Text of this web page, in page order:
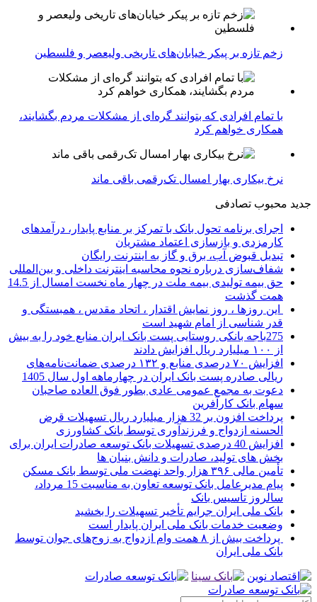
زخم تازه بر پیکر خیابان‌های تاریخی ولیعصر و فلسطین
با تمام افرادی که بتوانند گره‌ای از مشکلات مردم بگشایند،
همکاری خواهم کرد
نرخ بیکاری بهار امسال تک‌رقمی باقی ماند
جدید محبوب تصادفی
اجرای برنامه تحول بانک با تمرکز بر منابع پایدار، درآمدهای
کارمزدی و بازسازی اعتماد مشتریان
تبدیل قبوض آب، برق و گاز به اینترنت رایگان
شفاف‌سازی درباره نحوه محاسبه اینترنت داخلی و بین‌المللی
حق بیمه تولیدی بیمه ملت در چهار ماه نخست امسال از 14.5
همت گذشت
این روزها ، روز نمایش اقتدار ، اتحاد مقدس ، همبستگی و
قدر شناسی از امام شهید است
275باجه بانکی روستایی پست بانک ایران منابع خود را به بیش
از ۱۰۰ میلیارد ریال افزایش دادند
افزایش ۷۰ درصدی منابع و ۱۳۲ درصدی ضمانت‌نامه‌های
ریالی صادره پست بانک ایران در چهارماهه اول سال 1405
دعوت به مجمع عمومی عادی بطور فوق العاده صاحبان
سهام بانک کارآفرین
پرداخت افزون بر 32 هزار میلیارد ریال تسهیلات قرض
الحسنه ازدواج و فرزندآوری توسط بانک کشاورزی
افزایش 40 درصدی تسهیلات بانک توسعه صادرات ایران برای
بخش های تولید، صادرات و دانش بنیان ها
تأمین مالی ۳۹۶ هزار واحد نهضت ملی توسط بانک مسکن
پیام مدیرعامل بانک توسعه تعاون به مناسبت 15 مرداد،
سالروز تأسیس بانک
بانک ملی ایران جرایم تأخیر تسهیلات را بخشید
وضعیت خدمات بانک ملی ایران پایدار است
پرداخت بیش از ۸ همت وام ازدواج به زوج‌های جوان توسط
بانک ملی ایران